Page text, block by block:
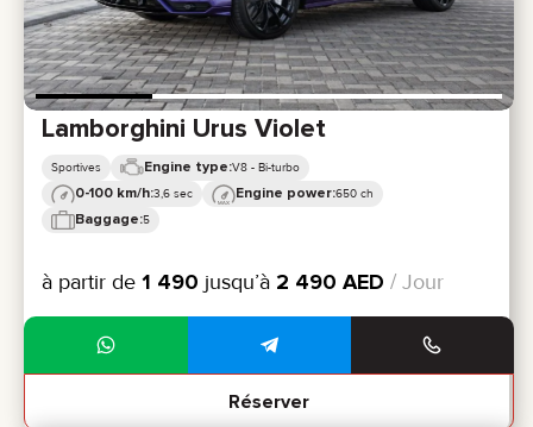
Lamborghini Urus Violet
Sportives Engine type:V8 - Bi-turbo
0-100 km/h:3,6 sec Engine power:650 ch
Baggage:5
à partir de 1 490 jusqu’à 2 490 AED / Jour
Réserver